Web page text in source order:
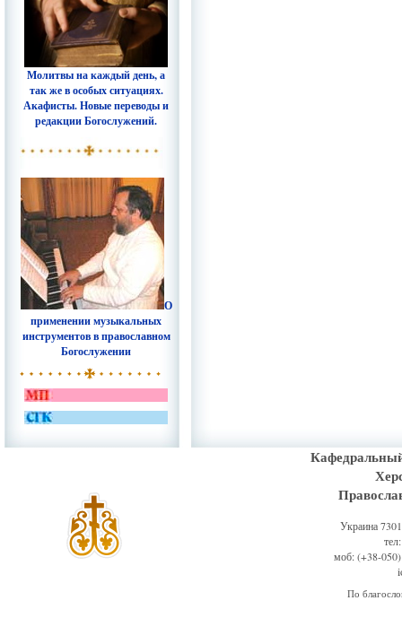
Молитвы на каждый день, а
так же в особых ситуациях.
Акафисты. Новые переводы и
редакции Богослужений.
О
применении музыкальных
инструментов в православном
Богослужении
Украина
моб: (+38-
По